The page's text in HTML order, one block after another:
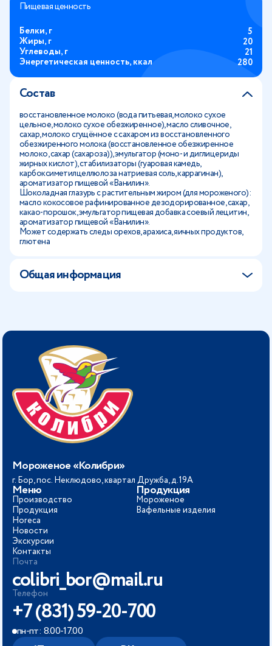
Пищевая ценность
Белки, г 5
Жиры, г 20
Углеводы, г 21
Энергетическая ценность, ккал 280
Состав
восстановленное молоко (вода питьевая, молоко сухое
цельное, молоко сухое обезжиренное), масло сливочное,
сахар, молоко сгущённое с сахаром из восстановленного
обезжиренного молока (восстановленное обезжиренное
молоко, сахар (сахароза)), эмульгатор (моно- и диглицериды
жирных кислот), стабилизаторы (гуаровая камедь,
карбоксиметилцеллюлоза натриевая соль, каррагинан),
ароматизатор пищевой «Ванилин».
Шоколадная глазурь с растительным жиром (для мороженого):
масло кокосовое рафинированное дезодорированное, сахар,
какао-порошок, эмульгатор пищевая добавка соевый лецитин,
ароматизатор пищевой «Ванилин».
Может содержать следы орехов, арахиса, яичных продуктов,
глютена
Общая информация
Мороженое «Колибри»
г. Бор, пос. Неклюдово, квартал Дружба, д.19А
Меню
Производство
Продукция
Horeca
Новости
Экскурсии
Контакты
Продукция
Мороженое
Вафельные изделия
Почта
colibri_bor@mail.ru
Телефон
+7 (831) 59-20-700
пн-пт: 8.00-17.00